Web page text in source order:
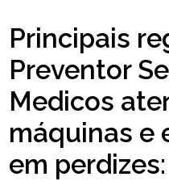
Principais
Preventor
Medicos
máquinas e
em perdizes: